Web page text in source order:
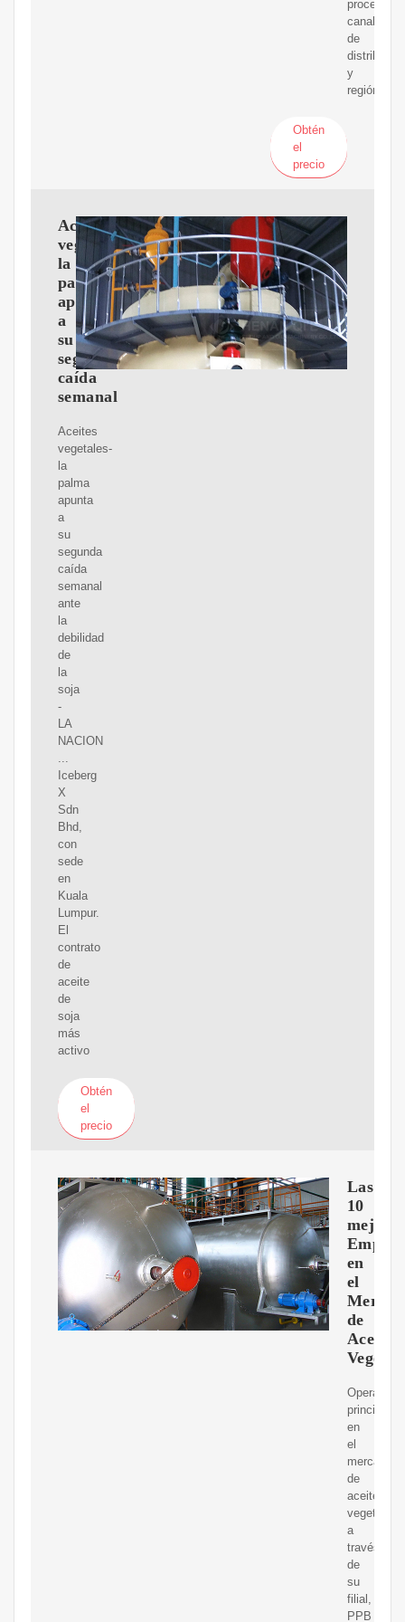
canal
de
y
región.
Obtén
el
precio
Aceites
vegetales-
la
palma
apunta
a
su
segunda
caída
semanal
Aceites
vegetales-
la
palma
apunta
a
su
segunda
caída
semanal
ante
la
debilidad
de
la
soja
-
LA
NACION
...
Iceberg
X
Sdn
Bhd,
con
sede
en
Kuala
Lumpur.
El
contrato
de
aceite
de
soja
más
activo
Obtén
el
precio
Las
10
mejores
en
el
de
Aceites
Opera
en
el
mercado
de
aceites
vegetales
a
través
de
su
filial,
PPB